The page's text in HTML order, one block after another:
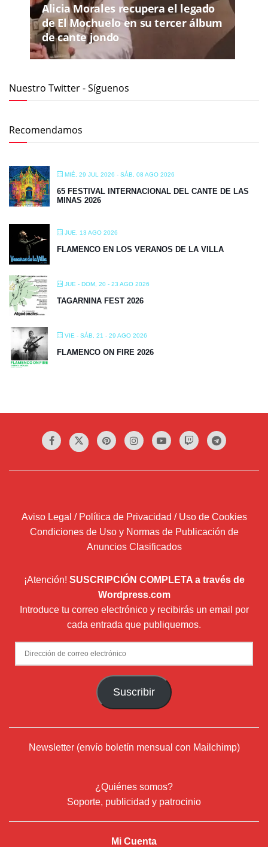
Alicia Morales recupera el legado
de El Mochuelo en su tercer álbum
de cante jondo
Nuestro Twitter - Síguenos
Recomendamos
MIÉ, 29 JUL 2026 - SÁB, 08 AGO 2026
65 FESTIVAL INTERNACIONAL DEL CANTE DE LAS
MINAS 2026
JUE, 13 AGO 2026
FLAMENCO EN LOS VERANOS DE LA VILLA
JUE - DOM, 20 - 23 AGO 2026
TAGARNINA FEST 2026
VIE - SÁB, 21 - 29 AGO 2026
FLAMENCO ON FIRE 2026
Aviso Legal / Política de Privacidad / Uso de Cookies
Condiciones de Uso y Normas de Publicación de
Anuncios Clasificados
¡Atención! SUSCRIPCIÓN COMPLETA a través de
Wordpress.com
Introduce tu correo electrónico y recibirás un email por
cada entrada que publiquemos.
Dirección
de
Suscribir
Newsletter (envío boletín mensual con Mailchimp)
¿Quiénes somos?
Soporte, publicidad y patrocinio
Mi Cuenta